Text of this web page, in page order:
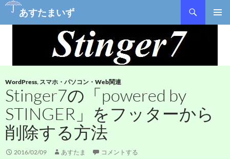
あすたまいず
検
ツ
ス
キ
ッ
プ
WordPress, スマホ・パソコン・Web関連
Stinger7の「powered by
STINGER」をフッターから
削除する方法
2016/02/09 あすたま コメントする